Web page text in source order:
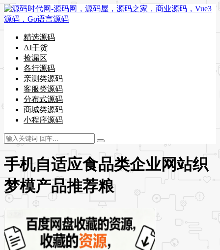
精选源码
AI干货
捡漏区
各行源码
亲测类源码
客服类源码
分布式源码
商城类源码
小程序源码
手机自适应食品类企业网站织
梦模产品推荐粮